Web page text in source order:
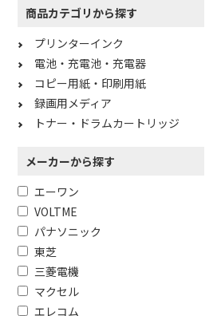
商品カテゴリから探す
プリンターインク
電池・充電池・充電器
コピー用紙・印刷用紙
録画用メディア
トナー・ドラムカートリッジ
メーカーから探す
エーワン
VOLTME
パナソニック
東芝
三菱電機
マクセル
エレコム